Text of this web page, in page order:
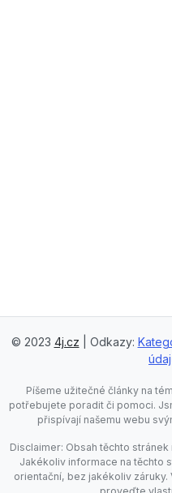
© 2023 4j.cz | Odkazy:
Píšeme užitečné články na
potřebujete poradit či pomoci.
přispívají našemu webu
Disclaimer: Obsah těchto
Jakékoliv informace na těchto
orientační, bez jakékoliv